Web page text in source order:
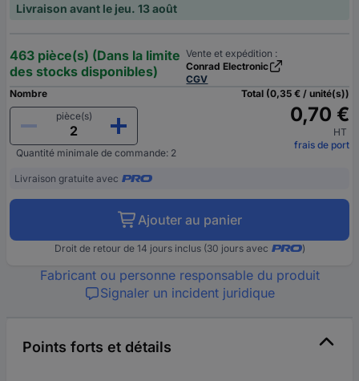
Livraison avant le jeu. 13 août
463 pièce(s) (Dans la limite
des stocks disponibles)
Vente et expédition :
Conrad Electronic
CGV
Nombre
pièce(s)
Quantité minimale de commande: 2
Total (0,35 € / unité(s))
0,70 €
HT
frais de port
Livraison gratuite avec
Ajouter au panier
Droit de retour de 14 jours inclus (30 jours avec )
Fabricant ou personne responsable du produit
Signaler un incident juridique
Points forts et détails